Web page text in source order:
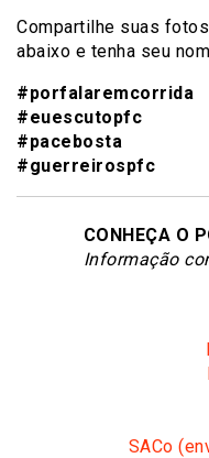
Compartilhe suas
abaixo e tenha seu
#porfalaremcorrida
#euescutopfc
#pacebosta
#guerreirospfc
CONHEÇA O
Informação
SACo